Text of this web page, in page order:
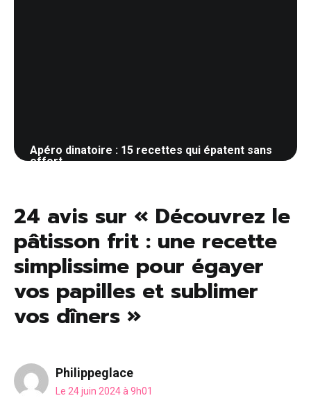
Apéro dinatoire : 15 recettes qui épatent sans
effort
24 avis sur « Découvrez le
pâtisson frit : une recette
simplissime pour égayer
vos papilles et sublimer
vos dîners »
Philippeglace
Le 24 juin 2024 à 9h01